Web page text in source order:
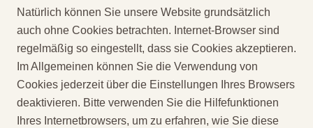
Natürlich können Sie unsere Website grundsätzlich
auch ohne Cookies betrachten. Internet-Browser sind
regelmäßig so eingestellt, dass sie Cookies akzeptieren.
Im Allgemeinen können Sie die Verwendung von
Cookies jederzeit über die Einstellungen Ihres Browsers
deaktivieren. Bitte verwenden Sie die Hilfefunktionen
Ihres Internetbrowsers, um zu erfahren, wie Sie diese